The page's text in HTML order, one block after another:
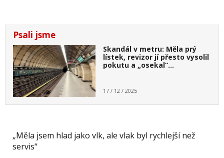
Psali jsme
Skandál v metru: Měla prý
lístek, revizor jí přesto vysolil
pokutu a „osekal“…
17 / 12 / 2025
„Měla jsem hlad jako vlk, ale vlak byl rychlejší než
servis“